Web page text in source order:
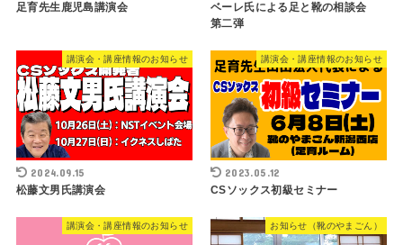
足育先生鹿児島講演会
ベーレ氏による足と靴の相談会
第二弾
講演会・講座情報のお知らせ
2024.09.15
松藤文男氏講演会
講演会・講座情報のお知らせ
2023.05.12
CSソックス初級セミナー
講演会・講座情報のお知らせ お知らせ（靴のやまごん）